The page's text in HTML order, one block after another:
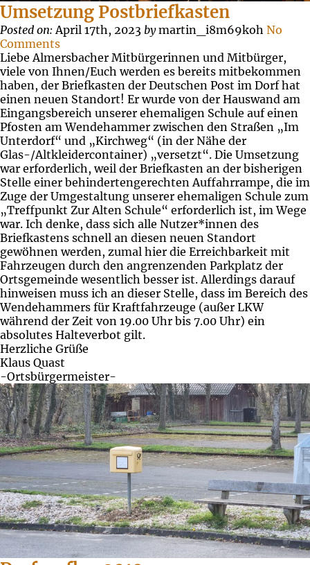
Umsetzung Postbriefkasten
Posted on: April 17th, 2023 bymartin_i8m69koh No
Comments
Liebe Almersbacher Mitbürgerinnen und Mitbürger,
viele von Ihnen/Euch werden es bereits mitbekommen
haben, der Briefkasten der Deutschen Post im Dorf hat
einen neuen Standort! Er wurde von der Hauswand am
Eingangsbereich unserer ehemaligen Schule auf einen
Pfosten am Wendehammer zwischen den Straßen „Im
Unterdorf“ und „Kirchweg“ (in der Nähe der
Glas-/Altkleidercontainer) „versetzt“. Die Umsetzung
war erforderlich, weil der Briefkasten an der bisherigen
Stelle einer behindertengerechten Auffahrrampe, die im
Zuge der Umgestaltung unserer ehemaligen Schule zum
„Treffpunkt Zur Alten Schule“ erforderlich ist, im Wege
war. Ich denke, dass sich alle Nutzer*innen des
Briefkastens schnell an diesen neuen Standort
gewöhnen werden, zumal hier die Erreichbarkeit mit
Fahrzeugen durch den angrenzenden Parkplatz der
Ortsgemeinde wesentlich besser ist. Allerdings darauf
hinweisen muss ich an dieser Stelle, dass im Bereich des
Wendehammers für Kraftfahrzeuge (außer LKW
während der Zeit von 19.00 Uhr bis 7.00 Uhr) ein
absolutes Halteverbot gilt.
Herzliche Grüße
Klaus Quast
-Ortsbürgermeister-